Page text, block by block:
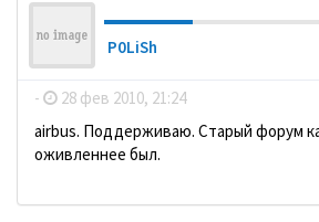
P0LiSh
- 28 фев 2010, 21:24
аirbus. Поддерживаю. Старый форум
оживленнее был.